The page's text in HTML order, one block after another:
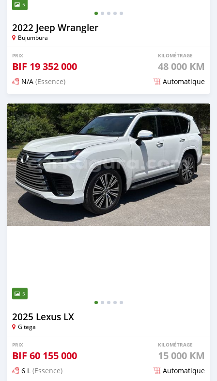
5
2022 Jeep Wrangler
Bujumbura
PRIX
BIF 19 352 000
KILOMÉTRAGE
48 000 KM
N/A (Essence) Automatique
Publié il y a environ un mois
5
2025 Lexus LX
Gitega
PRIX
BIF 60 155 000
KILOMÉTRAGE
15 000 KM
6 L (Essence) Automatique